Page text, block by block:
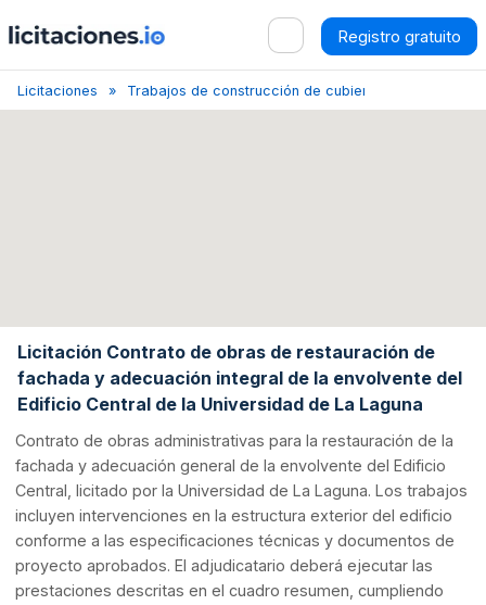
Registro gratuito
Licitaciones Trabajos de construcción de cubiertas y
Licitación Contrato de obras de restauración de
fachada y adecuación integral de la envolvente del
Edificio Central de la Universidad de La Laguna
Contrato de obras administrativas para la restauración de la
fachada y adecuación general de la envolvente del Edificio
Central, licitado por la Universidad de La Laguna. Los trabajos
incluyen intervenciones en la estructura exterior del edificio
conforme a las especificaciones técnicas y documentos de
proyecto aprobados. El adjudicatario deberá ejecutar las
prestaciones descritas en el cuadro resumen, cumpliendo